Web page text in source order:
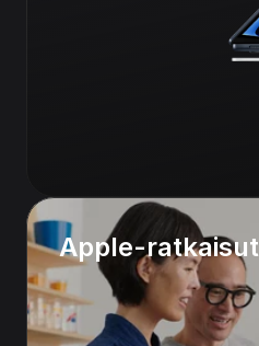
Apple-ratkaisut